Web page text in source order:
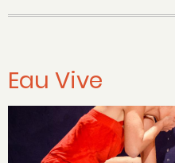
et
à
5
ans)
Eau Vive